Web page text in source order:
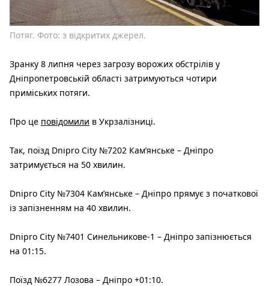
Потяг. Фото: з відкритих джерел.
Зранку 8 липня через загрозу ворожих обстрілів у
Дніпропетровській області затримуються чотири
приміських потяги.
Про це повідомили в Укрзалізниці.
Так, поїзд Dnipro City №7202 Камʼянське – Дніпро
затримується на 50 хвилин.
Dnipro City №7304 Камʼянське – Дніпро прямує з початкової
із запізненням на 40 хвилин.
Dnipro City №7401 Синельникове-1 – Дніпро запізнюється
на 01:15.
Поїзд №6277 Лозова – Дніпро +01:10.